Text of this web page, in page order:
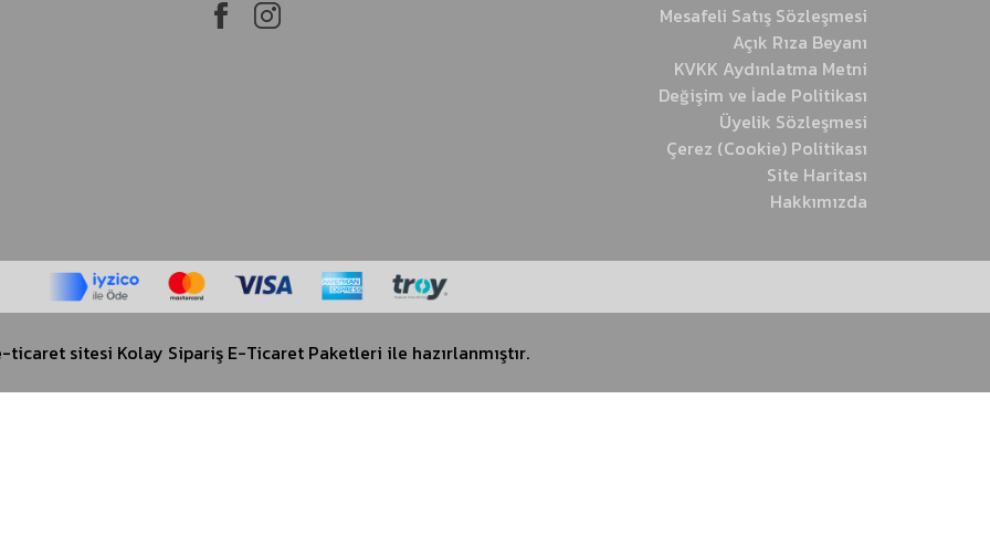
Mesafeli Satış Sözleşmesi
Açık Rıza Beyanı
KVKK Aydınlatma Metni
Değişim ve İade Politikası
Üyelik Sözleşmesi
Çerez (Cookie) Politikası
Site Haritası
Hakkımızda
ticaret sitesi Kolay Sipariş E-Ticaret Paketleri ile hazırlanmıştır.